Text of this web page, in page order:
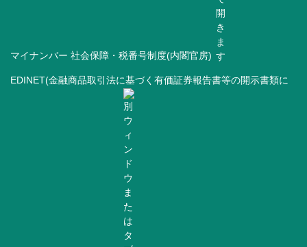
マイナンバー 社会保障・税番号制度(内閣官房)
EDINET(金融商品取引法に基づく有価証券報告書等の開示書類に